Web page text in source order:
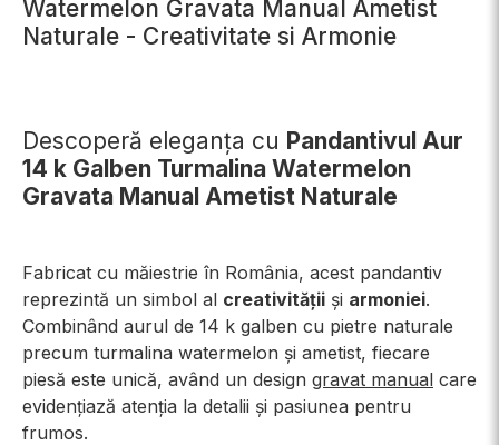
Watermelon Gravata Manual Ametist
Naturale - Creativitate si Armonie
Descoperă eleganța cu Pandantivul Aur
14 k Galben Turmalina Watermelon
Gravata Manual Ametist Naturale
Fabricat cu măiestrie în România, acest pandantiv
reprezintă un simbol al creativității și armoniei.
Combinând aurul de 14 k galben cu pietre naturale
precum turmalina watermelon și ametist, fiecare
piesă este unică, având un design gravat manual care
evidențiază atenția la detalii și pasiunea pentru
frumos.